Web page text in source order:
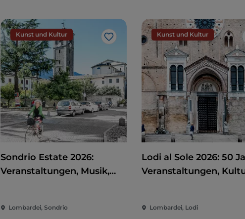
Kunst und Kultur
Like
Sondrio Estate 2026:
Veranstaltungen, Musik,
Lombardei, Sondrio
Kunst und Kultur
Lodi al Sole 2026: 50
Veranstaltungen,
Lombardei, Lodi